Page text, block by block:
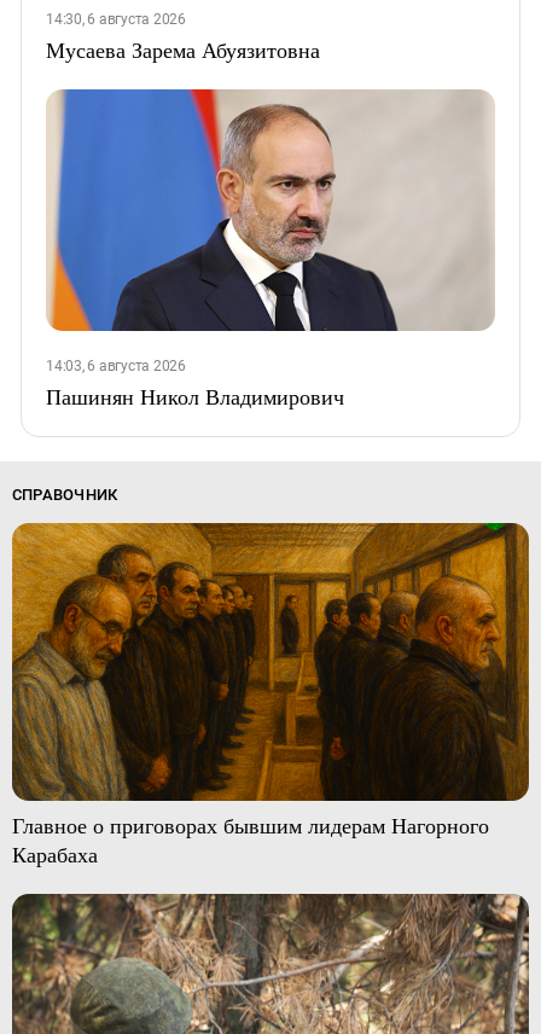
14:30, 6 августа 2026
Мусаева Зарема Абуязитовна
14:03, 6 августа 2026
Пашинян Никол Владимирович
СПРАВОЧНИК
Главное о приговорах бывшим лидерам Нагорного
Карабаха